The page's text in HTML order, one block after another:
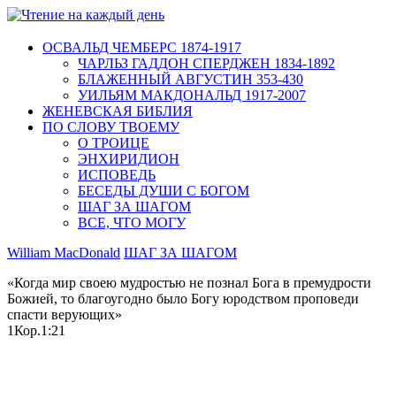
ОСВАЛЬД ЧЕМБЕРС 1874-1917
ЧАРЛЬЗ ГАДДОН СПЕРДЖЕН 1834-1892
БЛАЖЕННЫЙ АВГУСТИН 353-430
УИЛЬЯМ МАКДОНАЛЬД 1917-2007
ЖЕНЕВСКАЯ БИБЛИЯ
ПО СЛОВУ ТВОЕМУ
О ТРОИЦЕ
ЭНХИРИДИОН
ИСПОВЕДЬ
БЕСЕДЫ ДУШИ С БОГОМ
ШАГ ЗА ШАГОМ
ВСЕ, ЧТО МОГУ
William MacDonald ШАГ ЗА ШАГОМ
«Когда мир своею мудростью не познал Бога в премудрости
Божией, то благоугодно было Богу юродством проповеди
спасти верующих»
1Кор.1:21